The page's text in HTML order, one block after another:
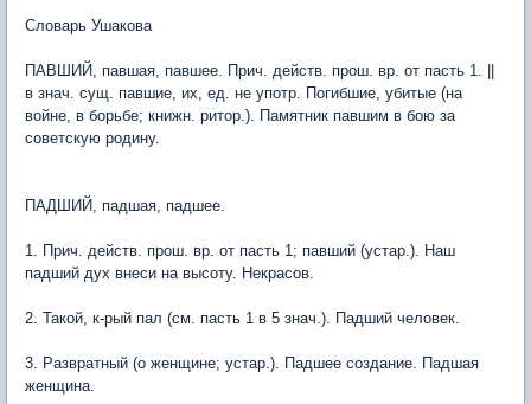
Словарь Ушакова
ПАВШИЙ, павшая, павшее. Прич. действ. прош. вр. от пасть 1. ||
в знач. сущ. павшие, их, ед. не употр. Погибшие, убитые (на
войне, в борьбе; книжн. ритор.). Памятник павшим в бою за
советскую родину.
ПАДШИЙ, падшая, падшее.
1. Прич. действ. прош. вр. от пасть 1; павший (устар.). Наш
падший дух внеси на высоту. Некрасов.
2. Такой, к-рый пал (см. пасть 1 в 5 знач.). Падший человек.
3. Развратный (о женщине; устар.). Падшее создание. Падшая
женщина.